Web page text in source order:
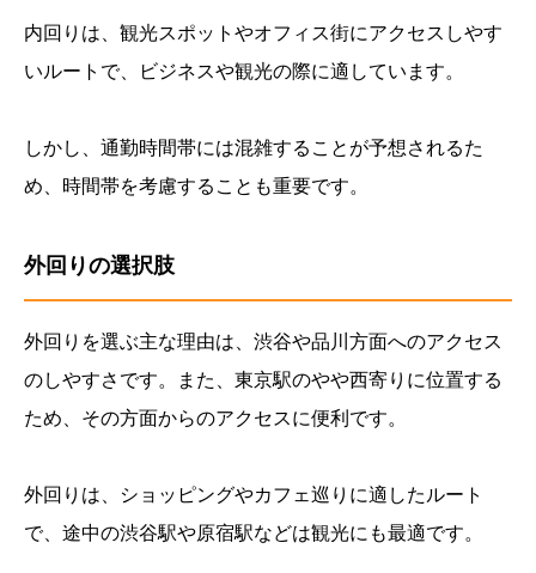
内回りは、観光スポットやオフィス街にアクセスしやす
いルートで、ビジネスや観光の際に適しています。
しかし、通勤時間帯には混雑することが予想されるた
め、時間帯を考慮することも重要です。
外回りの選択肢
外回りを選ぶ主な理由は、渋谷や品川方面へのアクセス
のしやすさです。また、東京駅のやや西寄りに位置する
ため、その方面からのアクセスに便利です。
外回りは、ショッピングやカフェ巡りに適したルート
で、途中の渋谷駅や原宿駅などは観光にも最適です。